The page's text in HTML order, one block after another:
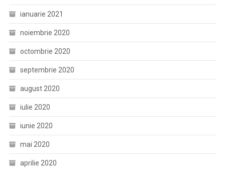
ianuarie 2021
noiembrie 2020
octombrie 2020
septembrie 2020
august 2020
iulie 2020
iunie 2020
mai 2020
aprilie 2020